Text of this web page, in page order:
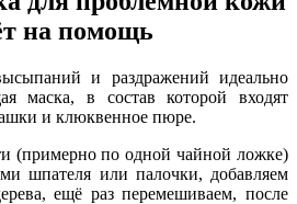
на помощь
и раздражений идеально
маска, в состав которой входят
и клюквенное пюре.
(примерно по одной чайной ложке)
шпателя или палочки, добавляем
ещё раз перемешиваем, после